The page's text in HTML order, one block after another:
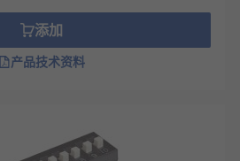
片式DIP开关采用表面贴装
省空间。这种开关适用于高
常见于消费电子产品。
DIP开关配有锁定装置，防
添加
产品技术资料